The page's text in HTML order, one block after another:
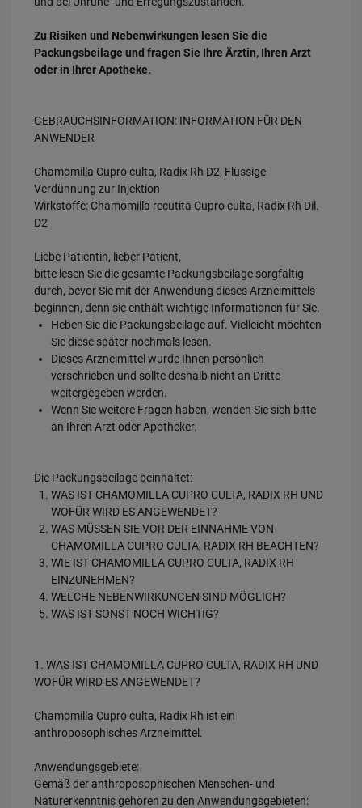
Zu Risiken und Nebenwirkungen lesen Sie die
Packungsbeilage und fragen Sie Ihre Ärztin, Ihren Arzt
oder in Ihrer Apotheke.
GEBRAUCHSINFORMATION: INFORMATION FÜR DEN
ANWENDER
Chamomilla Cupro culta, Radix Rh D2, Flüssige
Verdünnung zur Injektion
Wirkstoffe: Chamomilla recutita Cupro culta, Radix Rh Dil.
D2
Liebe Patientin, lieber Patient,
bitte lesen Sie die gesamte Packungsbeilage sorgfältig
durch, bevor Sie mit der Anwendung dieses Arzneimittels
beginnen, denn sie enthält wichtige Informationen für Sie.
Heben Sie die Packungsbeilage auf. Vielleicht möchten
Sie diese später nochmals lesen.
Dieses Arzneimittel wurde Ihnen persönlich
verschrieben und sollte deshalb nicht an Dritte
weitergegeben werden.
Wenn Sie weitere Fragen haben, wenden Sie sich bitte
an Ihren Arzt oder Apotheker.
Die Packungsbeilage beinhaltet:
WAS IST CHAMOMILLA CUPRO CULTA, RADIX RH UND
WOFÜR WIRD ES ANGEWENDET?
WAS MÜSSEN SIE VOR DER EINNAHME VON
CHAMOMILLA CUPRO CULTA, RADIX RH BEACHTEN?
WIE IST CHAMOMILLA CUPRO CULTA, RADIX RH
EINZUNEHMEN?
WELCHE NEBENWIRKUNGEN SIND MÖGLICH?
WAS IST SONST NOCH WICHTIG?
1. WAS IST CHAMOMILLA CUPRO CULTA, RADIX RH UND
WOFÜR WIRD ES ANGEWENDET?
Chamomilla Cupro culta, Radix Rh ist ein
anthroposophisches Arzneimittel.
Anwendungsgebiete:
Gemäß der anthroposophischen Menschen- und
Naturerkenntnis gehören zu den Anwendungsgebieten: